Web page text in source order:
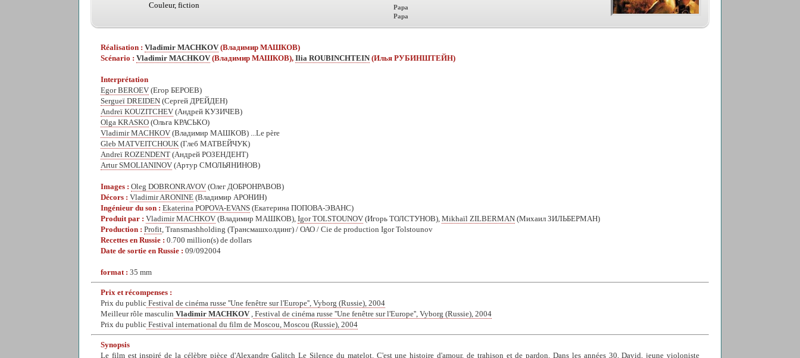
Couleur, fiction
Papa
Papa
Réalisation : Vladimir MACHKOV (Владимир МАШКОВ)
Scénario : Vladimir MACHKOV (Владимир МАШКОВ), Ilia ROUBINCHTEIN (Илья РУБИНШТЕЙН)
Interprétation
Egor BEROEV (Егор БЕРОЕВ)
Sergueï DREIDEN (Сергей ДРЕЙДЕН)
Andreï KOUZITCHEV (Андрей КУЗИЧЕВ)
Olga KRASKO (Ольга КРАСЬКО)
Vladimir MACHKOV (Владимир МАШКОВ) ...Le père
Gleb MATVEITCHOUK (Глеб МАТВЕЙЧУК)
Andreï ROZENDENT (Андрей РОЗЕНДЕНТ)
Artur SMOLIANINOV (Артур СМОЛЬЯНИНОВ)
Images : Oleg DOBRONRAVOV (Олег ДОБРОНРАВОВ)
Décors : Vladimir ARONINE (Владимир АРОНИН)
Ingénieur du son : Ekaterina POPOVA-EVANS (Екатерина ПОПОВА-ЭВАНС)
Produit par : Vladimir MACHKOV (Владимир МАШКОВ), Igor TOLSTOUNOV (Игорь ТОЛСТУНОВ), Mikhaïl ZILBERMAN (Михаил ЗИЛЬБЕРМАН)
Production : Profit , Transmashholding (Трансмашхолдинг) / ОАО / Cie de production Igor Tolstounov
Recettes en Russie : 0.700 million(s) de dollars
Date de sortie en Russie : 09/092004
format : 35 mm
Prix et récompenses :
Prix du public Festival de cinéma russe ''Une fenêtre sur l'Europe'', Vyborg (Russie), 2004
Meilleur rôle masculin Vladimir MACHKOV, Festival de cinéma russe ''Une fenêtre sur l'Europe'', Vyborg (Russie), 2004
Prix du public Festival international du film de Moscou, Moscou (Russie), 2004
Synopsis
Le film est inspiré de la célèbre pièce d'Alexandre Galitch Le Silence du matelot. C'est une histoire d'amour, de trahison et de pardon. Dans les années 30, David, jeune violoniste